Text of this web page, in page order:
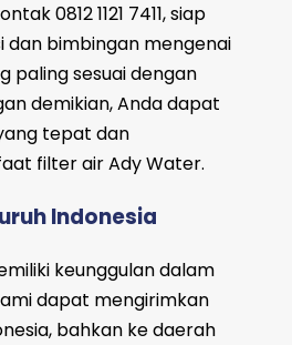
0812 1121 7411, siap
bimbingan mengenai
paling sesuai dengan
demikian, Anda dapat
tepat dan
filter air Ady Water.
Indonesia
keunggulan dalam
dapat mengirimkan
bahkan ke daerah